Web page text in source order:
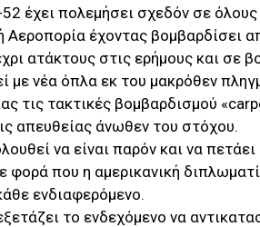
έχει πολεμήσει σχεδόν σε
Αεροπορία έχοντας βομβαρδίσει
ατάκτους στις ερήμους και σε
με νέα όπλα εκ του μακρόθεν
τις τακτικές βομβαρδισμού
απευθείας άνωθεν του στόχου.
να είναι παρόν και να
φορά που η αμερικανική
ενδιαφερόμενο.
το ενδεχόμενο να